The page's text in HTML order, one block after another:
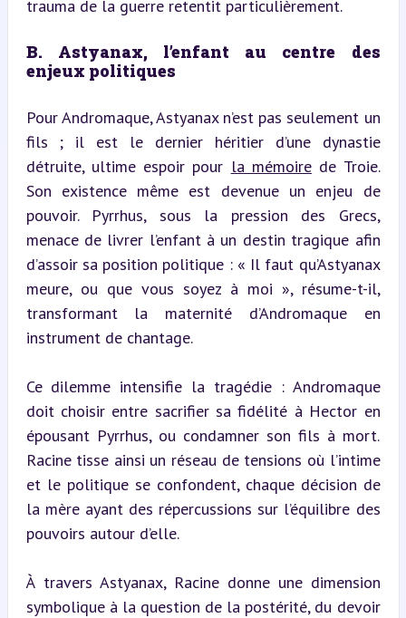
trauma de la guerre retentit particulièrement.
B. Astyanax, l’enfant au centre des
enjeux politiques
Pour Andromaque, Astyanax n’est pas seulement un
fils ; il est le dernier héritier d’une dynastie
détruite, ultime espoir pour la mémoire de Troie.
Son existence même est devenue un enjeu de
pouvoir. Pyrrhus, sous la pression des Grecs,
menace de livrer l’enfant à un destin tragique afin
d’assoir sa position politique : « Il faut qu’Astyanax
meure, ou que vous soyez à moi », résume-t-il,
transformant la maternité d’Andromaque en
instrument de chantage.
Ce dilemme intensifie la tragédie : Andromaque
doit choisir entre sacrifier sa fidélité à Hector en
épousant Pyrrhus, ou condamner son fils à mort.
Racine tisse ainsi un réseau de tensions où l’intime
et le politique se confondent, chaque décision de
la mère ayant des répercussions sur l’équilibre des
pouvoirs autour d’elle.
À travers Astyanax, Racine donne une dimension
symbolique à la question de la postérité, du devoir